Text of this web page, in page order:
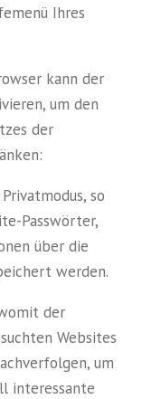
Ihres
kann der
um den
der
so
Passwörter,
über die
werden.
der
Websites
um
interessante